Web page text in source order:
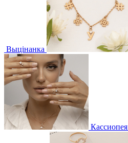
Выцінанка
Кассиопея